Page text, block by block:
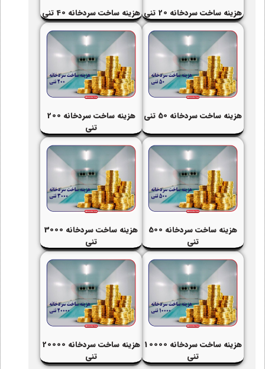
هزینه ساخت سردخانه 20 تنی هزینه ساخت سردخانه 40 تنی
هزینه ساخت سردخانه 50 تنی
هزینه ساخت سردخانه 200
تنی
هزینه ساخت سردخانه 500
تنی
هزینه ساخت سردخانه 3000
تنی
هزینه ساخت سردخانه 10000
تنی
هزینه ساخت سردخانه 20000
تنی